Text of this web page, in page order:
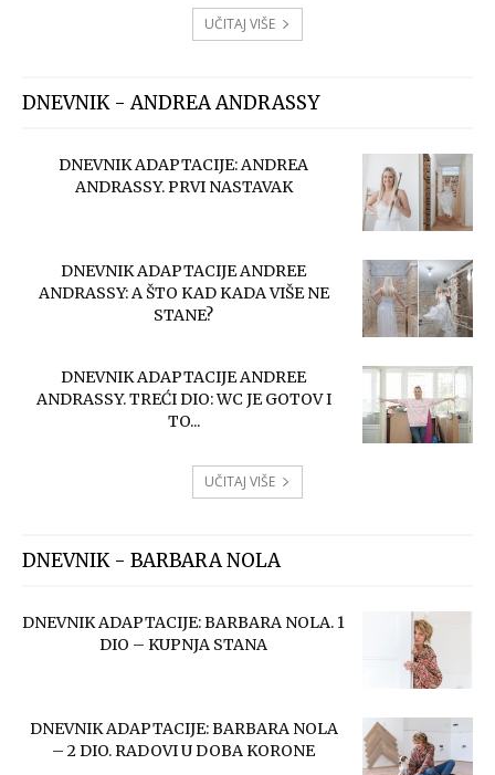
UČITAJ VIŠE
DNEVNIK - ANDREA ANDRASSY
DNEVNIK ADAPTACIJE: ANDREA
ANDRASSY. PRVI NASTAVAK
DNEVNIK ADAPTACIJE ANDREE
ANDRASSY: A ŠTO KAD KADA VIŠE NE
STANE?
DNEVNIK ADAPTACIJE ANDREE
ANDRASSY. TREĆI DIO: WC JE GOTOV I
TO...
UČITAJ VIŠE
DNEVNIK - BARBARA NOLA
DNEVNIK ADAPTACIJE: BARBARA NOLA. 1
DIO – KUPNJA STANA
DNEVNIK ADAPTACIJE: BARBARA NOLA
– 2 DIO. RADOVI U DOBA KORONE